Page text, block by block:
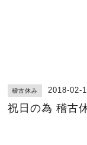
稽古休み 2018-02-
祝日の為 稽古